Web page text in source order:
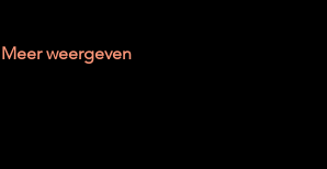
Meer weergeven